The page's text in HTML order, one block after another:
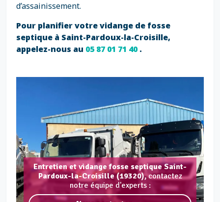
d’assainissement.
Pour planifier votre vidange de fosse
septique à Saint-Pardoux-la-Croisille,
appelez-nous au 05 87 01 71 40.
Entretien et vidange fosse septique Saint-
Pardoux-la-Croisille (19320),contactez
notre équipe d'experts :